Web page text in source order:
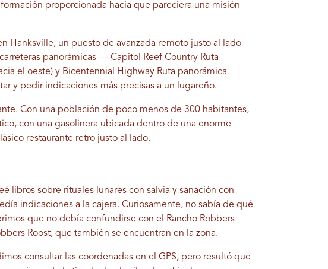
proporcionada hacía que pareciera una misión
Hanksville, un puesto de avanzada remoto justo al lado
carreteras panorámicas — Capitol Reef Country Ruta
el oeste) y Bicentennial Highway Ruta panorámica
y pedir indicaciones más precisas a un lugareño.
Con una población de poco menos de 300 habitantes,
con una gasolinera ubicada dentro de una enorme
restaurante retro justo al lado.
libros sobre rituales lunares con salvia y sanación con
indicaciones a la cajera. Curiosamente, no sabía de qué
que no debía confundirse con el Rancho Robbers
Roost, que también se encuentran en la zona.
consultar las coordenadas en el GPS, pero resultó que